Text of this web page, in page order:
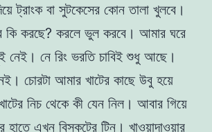
ট্রাংক বা সুটকেসের কোন তালা খুলবে।
করছে? করলে ভুল করবে। আমার ঘরে
নেই। নে রিং ভরতি চাবিই শুধু আছে।
চোরটা আমার খাটের কাছে উবু হয়ে
নিচ থেকে কী যেন নিল। আবার গিয়ে
হাতে এখন বিস্কুটের টিন। খাওয়াদাওয়ার